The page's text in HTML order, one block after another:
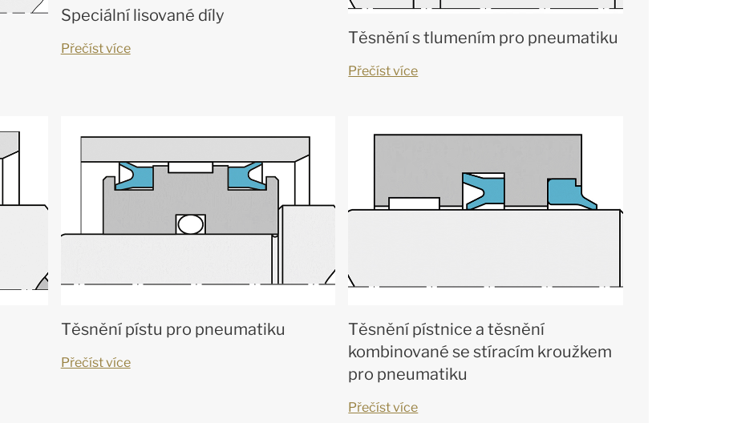
Speciální lisované díly
Přečíst více
Těsnění s tlumením pro pneumatiku
Přečíst více
Těsnění pístu pro pneumatiku
Přečíst více
Těsnění pístnice a těsnění
kombinované se stíracím kroužkem
pro pneumatiku
Přečíst více